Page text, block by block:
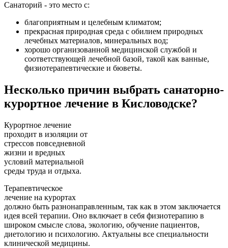
Санаторий - это место с:
благоприятным и целебным климатом;
прекрасная природная среда с обилием природных
лечебных материалов, минеральных вод;
хорошо организованной медицинской службой и
соответствующей лечебной базой, такой как ванные,
физиотерапевтические и бюветы.
Несколько причин выбрать санаторно-
курортное лечение в Кисловодске?
Курортное лечение
проходит в изоляции от
стрессов повседневной
жизни и вредных
условий материальной
среды труда и отдыха.
Терапевтическое
лечение на курортах
должно быть разнонаправленным, так как в этом заключается
идея всей терапии. Оно включает в себя физиотерапию в
широком смысле слова, экологию, обучение пациентов,
диетологию и психологию. Актуальны все специальности
клинической медицины.